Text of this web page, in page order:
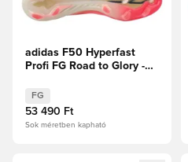
adidas F50 Hyperfast
Profi FG Road to Glory -
Black/Arany metál
FG
53 490 Ft
Sok méretben kapható